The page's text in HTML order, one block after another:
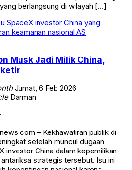
berlangsung di wilayah […]
Musk Jadi Milik China,
Jumat, 6 Feb 2026
Darman
– Kekhawatiran publik di
setelah muncul dugaan
investor China dalam kepemilikan
strategis tersebut. Isu ini